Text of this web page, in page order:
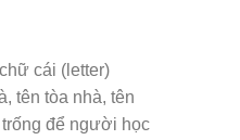
cái (letter)
tên tòa nhà, tên
để người học